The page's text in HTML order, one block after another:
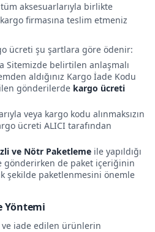
aksesuarlarıyla birlikte
firmasına teslim etmeniz
ücreti şu şartlara göre ödenir:
Sitemizde belirtilen anlaşmalı
aldığınız Kargo İade Kodu
gönderilerde kargo ücreti
veya kargo kodu alınmaksızın
ücreti ALICI tarafından
ve Nötr Paketleme ile yapıldığı
gönderirken de paket içeriğinin
şekilde paketlenmesini önemle
Yöntemi
iade edilen ürünlerin